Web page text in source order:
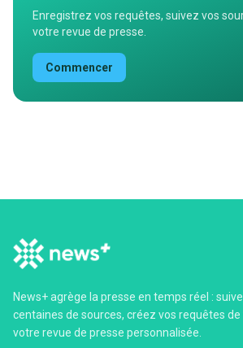
Enregistrez vos requêtes, suivez vos
votre revue de presse.
Commencer
News+ agrège la presse en temps réel :
centaines de sources, créez vos requêtes
votre revue de presse personnalisée.